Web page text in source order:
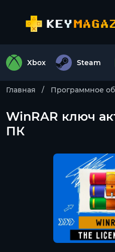
Xbox Steam
Главная Программное
WinRAR ключ
ПК